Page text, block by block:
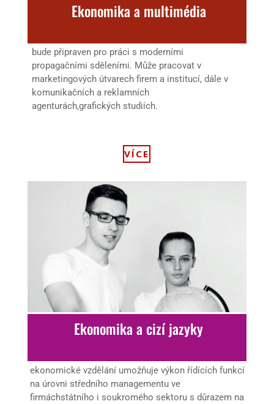
Ekonomika a multimédia
bude připraven pro práci s moderními
propagačními sděleními. Může pracovat v
marketingových útvarech firem a institucí, dále v
komunikačních a reklamních
agenturách,grafických studiích.
VÍCE
Ekonomika a cizí jazyky
ekonomické vzdělání umožňuje výkon řídících funkcí
na úrovni středního managementu ve
firmáchstátního i soukromého sektoru s důrazem na